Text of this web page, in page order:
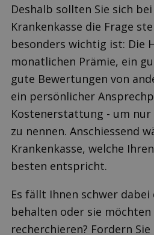
Deshalb sollten Sie sich
Krankenkasse die Frage
besonders wichtig ist: Die
monatlichen Prämie, ein
gute Bewertungen von
ein persönlicher
Kostenerstattung - um
zu nennen. Anschiessend
Krankenkasse, welche
besten entspricht.
Es fällt Ihnen schwer
behalten oder sie
recherchieren? Fordern